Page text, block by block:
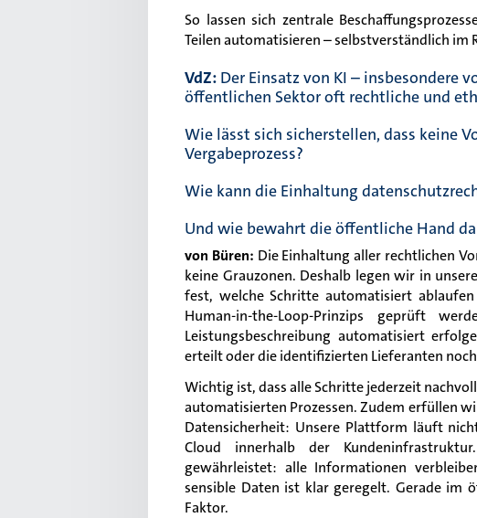
So lassen sich zentrale
Teilen automatisieren – selbstverständlich im
VdZ: Der Einsatz von KI – insbesondere
öffentlichen Sektor oft rechtliche und
Wie lässt sich sicherstellen, dass keine
Vergabeprozess?
Wie kann die Einhaltung
Und wie bewahrt die öffentliche Hand
von Büren: DieEinhaltung aller rechtlichen
keine Grauzonen. Deshalb legen wir in
fest, welche Schritte automatisiert
Human-in-the-Loop-Prinzips geprüft
Leistungsbeschreibung automatisiert
erteilt oder die identifizierten Lieferanten
Wichtig ist, dass alle Schritte jederzeit
automatisierten Prozessen. Zudem erfüllen
Datensicherheit: Unsere Plattform läuft
Cloud innerhalb der
gewährleistet: alle Informationen
sensible Daten ist klar geregelt. Gerade im
Faktor.